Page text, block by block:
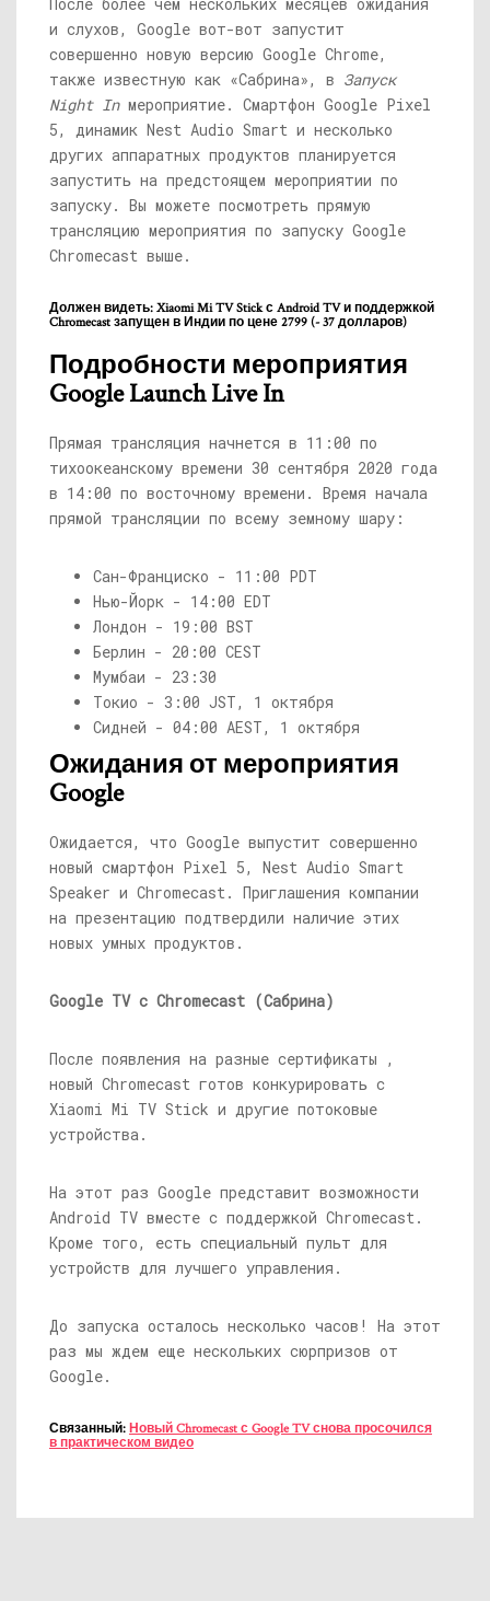
и слухов, Google вот-вот запустит
совершенно новую версию Google Chrome,
также известную как «Сабрина», в Запуск
Night Inмероприятие. Смартфон Google Pixel
5, динамик Nest Audio Smart и несколько
других аппаратных продуктов планируется
запустить на предстоящем мероприятии по
запуску. Вы можете посмотреть прямую
трансляцию мероприятия по запуску Google
Chromecast выше.
Должен видеть: Xiaomi Mi TV Stick с Android TV и поддержкой
Chromecast запущен в Индии по цене 2799 (- 37 долларов)
Подробности мероприятия
Google Launch Live In
Прямая трансляция начнется в 11:00 по
тихоокеанскому времени 30 сентября 2020 года
в 14:00 по восточному времени. Время начала
прямой трансляции по всему земному шару:
Сан-Франциско - 11:00 PDT
Нью-Йорк - 14:00 EDT
Лондон - 19:00 BST
Берлин - 20:00 CEST
Мумбаи - 23:30
Токио - 3:00 JST, 1 октября
Сидней - 04:00 AEST, 1 октября
Ожидания от мероприятия
Google
Ожидается, что Google выпустит совершенно
новый смартфон Pixel 5, Nest Audio Smart
Speaker и Chromecast. Приглашения компании
на презентацию подтвердили наличие этих
новых умных продуктов.
Google TV с Chromecast (Сабрина)
После появления на разные сертификаты ,
новый Chromecast готов конкурировать с
Xiaomi Mi TV Stick и другие потоковые
устройства.
На этот раз Google представит возможности
Android TV вместе с поддержкой Chromecast.
Кроме того, есть специальный пульт для
устройств для лучшего управления.
До запуска осталось несколько часов! На этот
раз мы ждем еще нескольких сюрпризов от
Google.
Связанный: Новый Chromecast с Google TV снова просочился
в практическом видео